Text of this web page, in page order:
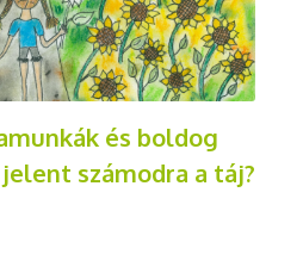
és boldog
számodra a táj?